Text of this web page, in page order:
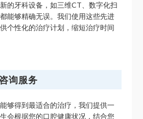
的牙科设备，如三维CT、数字化扫
能够精确无误。我们使用这些先进
个性化的治疗计划，缩短治疗时间
询服务
够得到最适合的治疗，我们提供一
会根据您的口腔健康状况，结合您